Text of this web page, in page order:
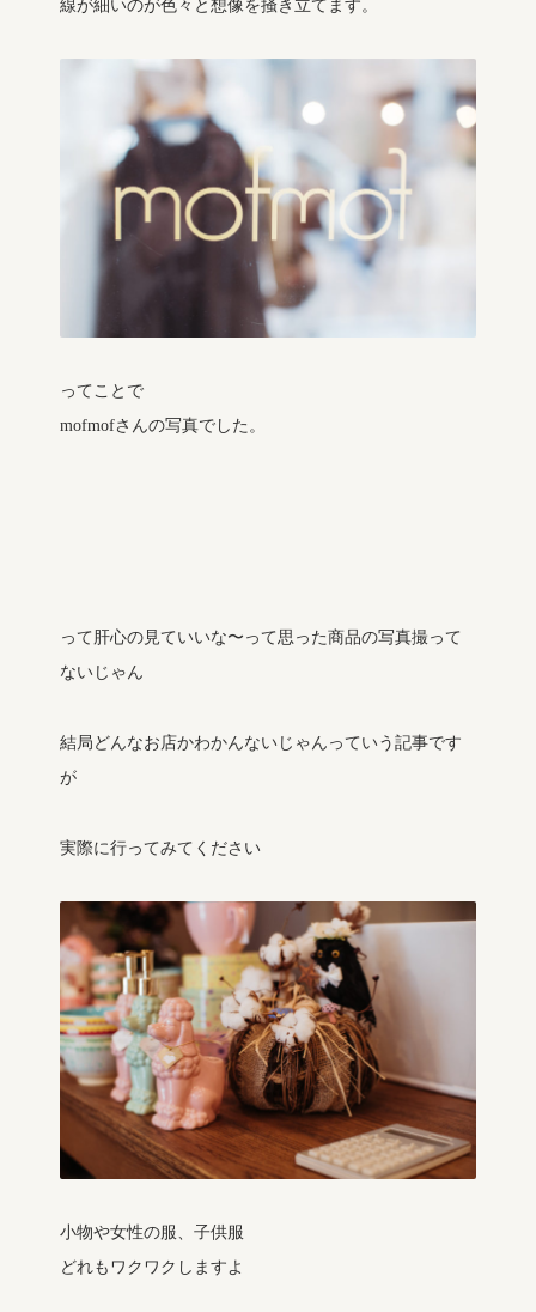
線が細いのが色々と想像を掻き立てます。
ってことで
mofmofさんの写真でした。
って肝心の見ていいな〜って思った商品の写真撮って
ないじゃん
結局どんなお店かわかんないじゃんっていう記事です
が
実際に行ってみてください
小物や女性の服、子供服
どれもワクワクしますよ